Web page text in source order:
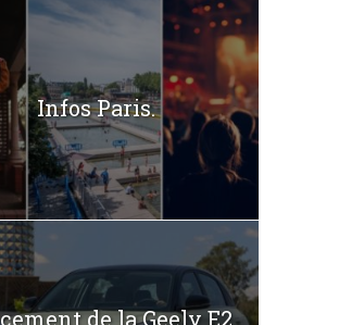
Infos Paris.
de la Geely E2